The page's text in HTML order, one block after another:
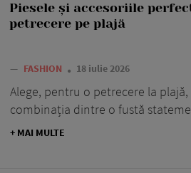
Piesele și accesoriile
petrecere pe plajă
— FASHION 18 iulie 2026
Alege, pentru o petrecere la
combinația dintre o fustă
+ MAI MULTE